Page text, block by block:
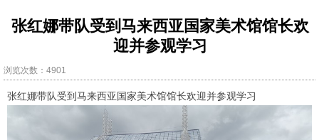
张红娜带队受到马来西亚国家美术馆馆长欢
迎并参观学习
浏览次数：4901
张红娜带队受到马来西亚国家美术馆馆长欢迎并参观学习